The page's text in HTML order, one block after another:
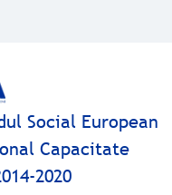
Social European
Capacitate
2020